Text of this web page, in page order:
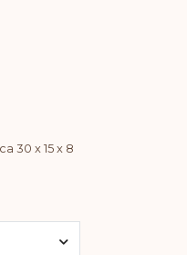
30 x 15 x 8